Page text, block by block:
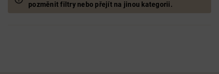
pozměnit filtry nebo přejít na jinou kategorii.